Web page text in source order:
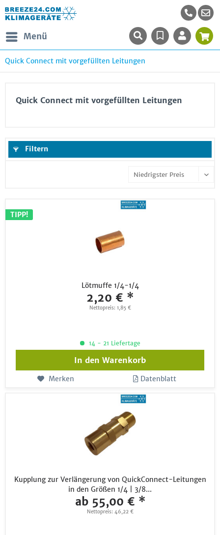
Menü
Quick Connect mit vorgefüllten Leitungen
Quick Connect mit vorgefüllten Leitungen
Filtern
TIPP!
Lötmuffe 1/4-1/4
2,20 € *
Nettopreis: 1,85 €
14 - 21 Liefertage
In den Warenkorb
Merken Datenblatt
Kupplung zur Verlängerung von QuickConnect-Leitungen
in den Größen 1/4 | 3/8...
ab 55,00 € *
Nettopreis: 46,22 €